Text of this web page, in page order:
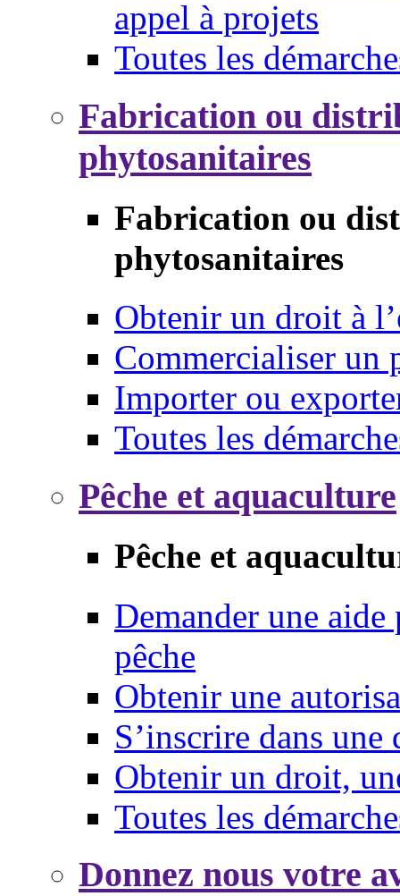
appel à projets
Toutes les
Fabrication ou
phytosanitaires
Fabrication ou
phytosanitaires
Obtenir un droit à
Commercialiser un
Importer ou
Toutes les
Pêche et aquaculture
Pêche et
Demander une
pêche
Obtenir une
S’inscrire dans une
Obtenir un droit,
Toutes les
Donnez nous votre